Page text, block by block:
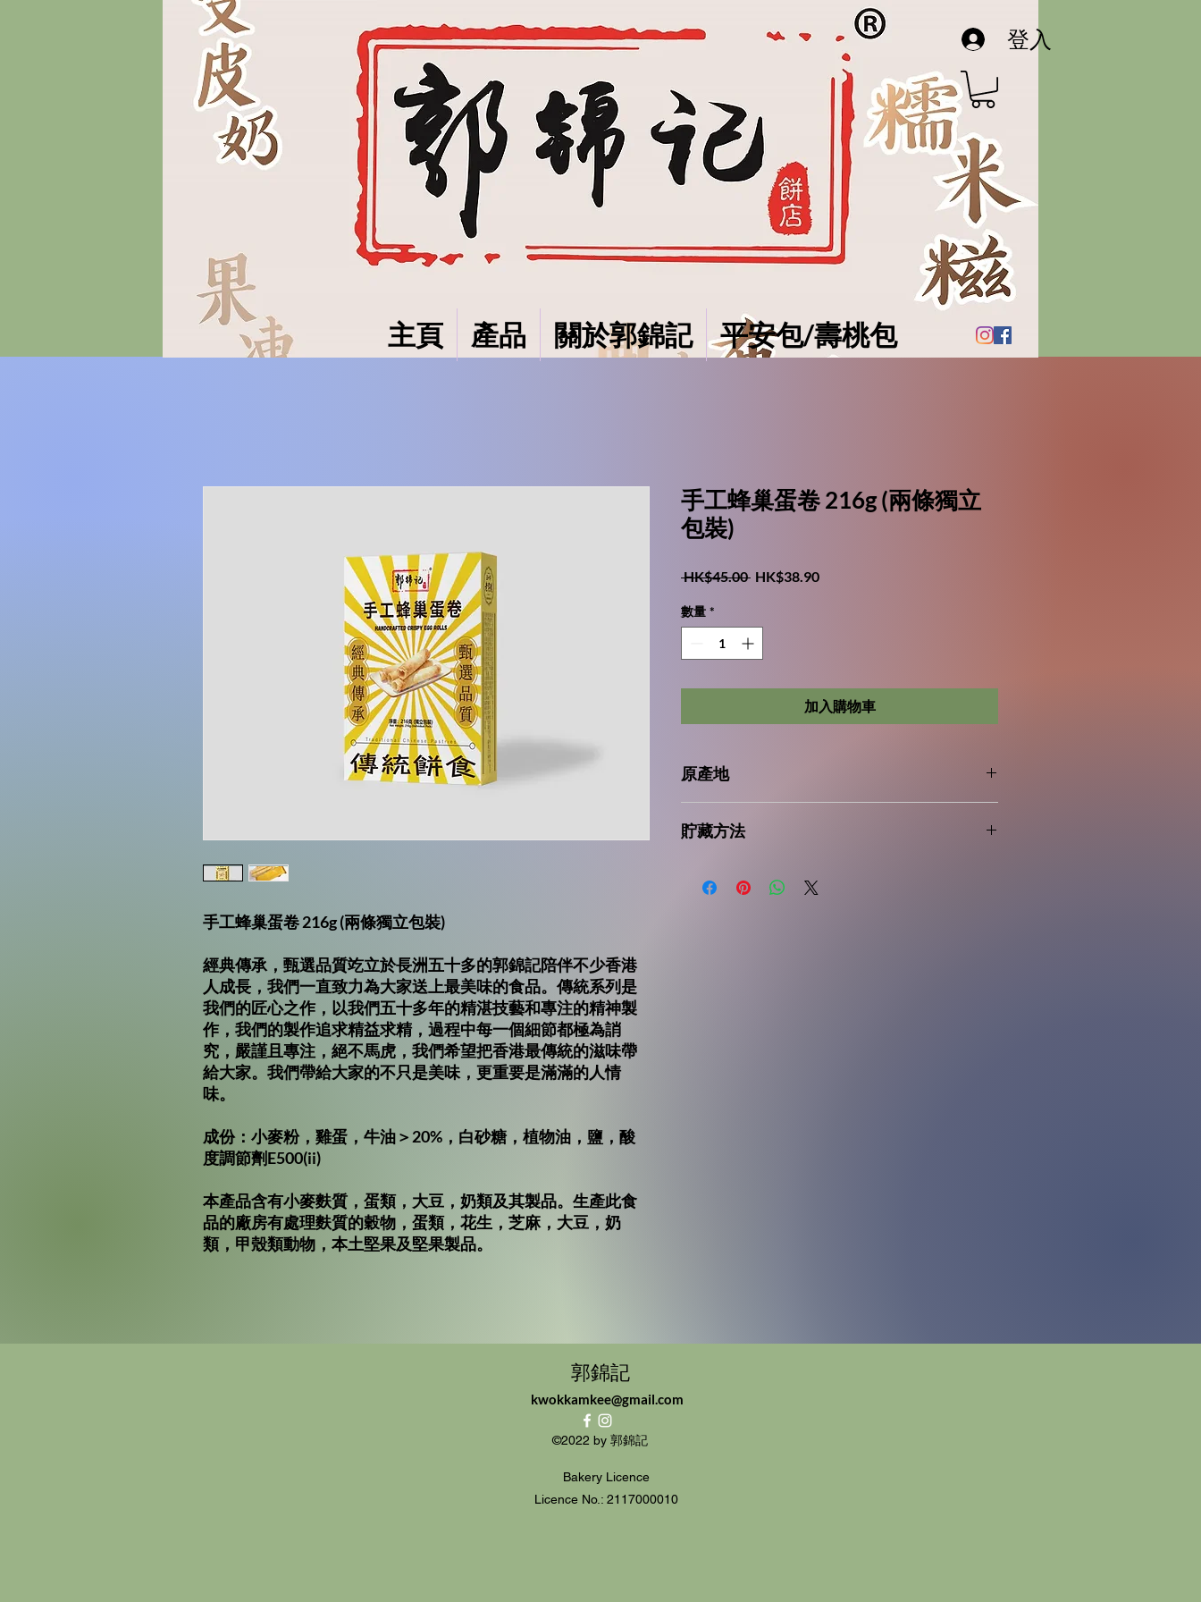
登入
主頁 產品 關於郭錦記 平安包/壽桃包
手工蜂巢蛋卷 216g (兩條獨立包裝)
經典傳承，甄選品質䇄立於長洲五十多的郭錦記陪伴不少香港
人成長，我們一直致力為大家送上最美味的食品。傳統系列是
我們的匠心之作，以我們五十多年的精湛技藝和專注的精神製
作，我們的製作追求精益求精，過程中每一個細節都極為誚
究，嚴謹且專注，絕不馬虎，我們希望把香港最傳統的滋味帶
給大家。我們帶給大家的不只是美味，更重要是滿滿的人情
味。
成份：小麥粉，雞蛋，牛油＞20%，白砂糖，植物油，鹽，酸
度調節劑E500(ii)
本產品含有小麥麩質，蛋類，大豆，奶類及其製品。生產此食
品的廠房有處理麩質的穀物，蛋類，花生，芝麻，大豆，奶
類，甲殼類動物，本土堅果及堅果製品。
手工蜂巢蛋卷 216g (兩條獨立
包裝)
HK$45.00 一HK$38.90促
數量 *
加入購物車
原產地
貯藏方法
郭錦記
kwokkamkee@gmail.com
©2022 by 郭錦記
Bakery Licence
Licence No.: 2117000010